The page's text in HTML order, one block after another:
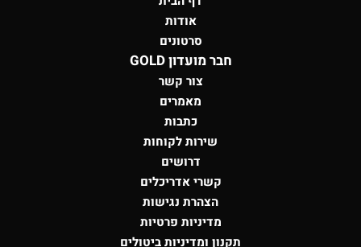
אודות
סרטונים
חבר מועדון GOLD
צור קשר
מאמרים
כתבות
שירות לקוחות
דרושים
קשרי אדריכלים
הצהרת נגישות
מדיניות פרטיות
תקנון ומדיניות ביטולים